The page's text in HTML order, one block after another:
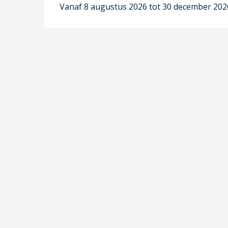
Vanaf 8 augustus 2026 tot 30 december